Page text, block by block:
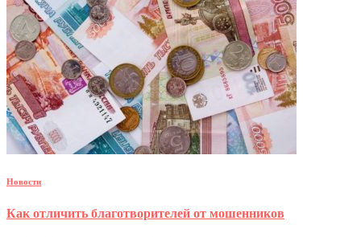
Новости
Как отличить благотворителей от мошенников